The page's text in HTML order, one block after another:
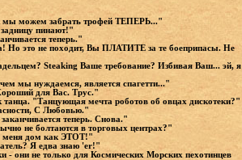
мы можем забрать трофей ТЕПЕРЬ..."
пинают!"
теперь."
Но это не походит, Вы ПЛАТИТЕ за те боеприпасы. Не
Steaking Ваше требование? Избивая Ваш... эй, я
мы нуждаемся, является спагетти..."
для Вас. Трус."
"Танцующая мечта роботов об овцах дискотеки?"
С Любовью."
теперь. Снова."
не болтаются в торговых центрах?"
меня дом как ЭТОТ!"
Я едва знаю 'er!"
они не только для Космических Морских пехотинцев